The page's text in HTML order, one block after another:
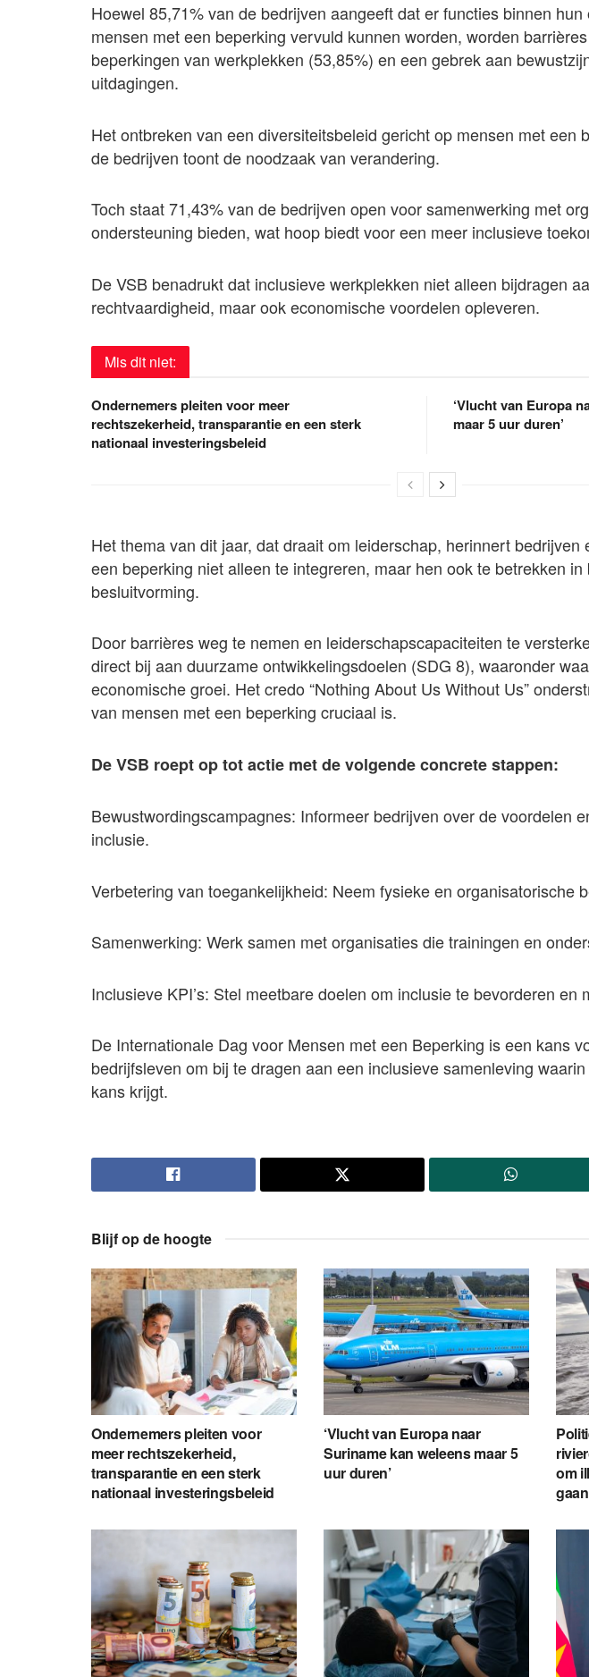
Hoewel 85,71% van de bedrijven aangeeft dat er functies binnen
mensen met een beperking vervuld kunnen worden, worden
beperkingen van werkplekken (53,85%) en een gebrek aan
uitdagingen.
Het ontbreken van een diversiteitsbeleid gericht op mensen met een
de bedrijven toont de noodzaak van verandering.
Toch staat 71,43% van de bedrijven open voor samenwerking met
ondersteuning bieden, wat hoop biedt voor een meer inclusieve
De VSB benadrukt dat inclusieve werkplekken niet alleen bijdragen
rechtvaardigheid, maar ook economische voordelen opleveren.
Mis dit niet:
Ondernemers pleiten voor meer
rechtszekerheid, transparantie en een sterk
nationaal investeringsbeleid
‘Vlucht van Europa
maar 5 uur duren’
Het thema van dit jaar, dat draait om leiderschap, herinnert bedrijven
een beperking niet alleen te integreren, maar hen ook te betrekken
besluitvorming.
Door barrières weg te nemen en leiderschapscapaciteiten te
direct bij aan duurzame ontwikkelingsdoelen (SDG 8), waaronder
economische groei. Het credo “Nothing About Us Without Us”
van mensen met een beperking cruciaal is.
De VSB roept op tot actie met de volgende concrete stappen:
Bewustwordingscampagnes: Informeer bedrijven over de voordelen
inclusie.
Verbetering van toegankelijkheid: Neem fysieke en organisatorische
Samenwerking: Werk samen met organisaties die trainingen en
Inclusieve KPI’s: Stel meetbare doelen om inclusie te bevorderen en
De Internationale Dag voor Mensen met een Beperking is een kans
bedrijfsleven om bij te dragen aan een inclusieve samenleving
kans krijgt.
Blijf op de hoogte
Ondernemers pleiten voor
meer rechtszekerheid,
transparantie en een sterk
nationaal investeringsbeleid
‘Vlucht van Europa naar
Suriname kan weleens maar 5
uur duren’
om
gaan